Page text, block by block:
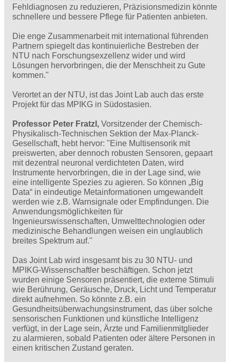
Fehldiagnosen zu reduzieren, Präzisionsmedizin könnte
schnellere und bessere Pflege für Patienten anbieten.
Die enge Zusammenarbeit mit international führenden
Partnern spiegelt das kontinuierliche Bestreben der
NTU nach Forschungsexzellenz wider und wird
Lösungen hervorbringen, die der Menschheit zu Gute
kommen."
Verortet an der NTU, ist das Joint Lab auch das erste
Projekt für das MPIKG in Südostasien.
Professor Peter Fratzl, Vorsitzender der Chemisch-
Physikalisch-Technischen Sektion der Max-Planck-
Gesellschaft, hebt hervor: "Eine Multisensorik mit
preiswerten, aber dennoch robusten Sensoren, gepaart
mit dezentral neuronal verdichteten Daten, wird
Instrumente hervorbringen, die in der Lage sind, wie
eine intelligente Spezies zu agieren. So können „Big
Data“ in eindeutige Metainformationen umgewandelt
werden wie z.B. Warnsignale oder Empfindungen. Die
Anwendungsmöglichkeiten für
Ingenieurswissenschaften, Umwelttechnologien oder
medizinische Behandlungen weisen ein unglaublich
breites Spektrum auf."
Das Joint Lab wird insgesamt bis zu 30 NTU- und
MPIKG-Wissenschaftler beschäftigen. Schon jetzt
wurden einige Sensoren präsentiert, die externe Stimuli
wie Berührung, Geräusche, Druck, Licht und Temperatur
direkt aufnehmen. So könnte z.B. ein
Gesundheitsüberwachungsinstrument, das über solche
sensorischen Funktionen und künstliche Intelligenz
verfügt, in der Lage sein, Ärzte und Familienmitglieder
zu alarmieren, sobald Patienten oder ältere Personen in
einen kritischen Zustand geraten.